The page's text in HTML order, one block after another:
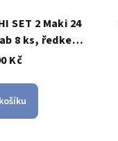
2 Maki 24
8 ks, ředkev 4
4 ks
Kč